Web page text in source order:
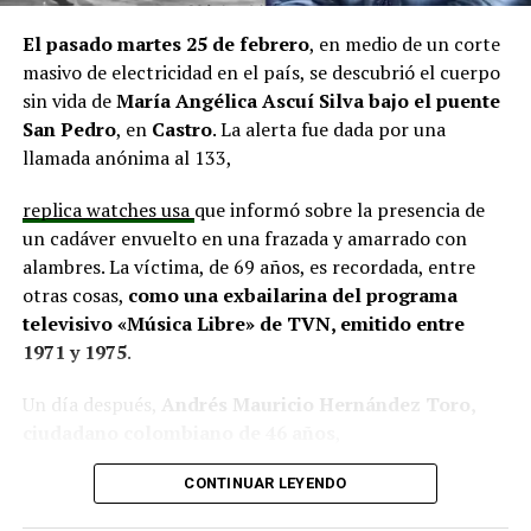
situación similar, señalando que en su comuna tienen
proyectos elegibles tanto en PMU como en PMB, pero
que hasta la fecha no han recibido respuesta clara sobre
si se entregarán los recursos.“Preocupa esta situación,
estos son proyectos que vienen trabajándose desde
hace tiempo y que hoy están en riesgo por la falta de
En la comuna deCuraco de Vélez, la alcaldesa Javiera
Yáñezindicó que históricamente la Subdere ha apoyado
a los municipios en diversos proyectos y que confía en
que durante el año se asignen nuevos recursos, aunque
reconoció una disminución evidente en comparación
ha presentado iniciativas por más de 200 millones de
a los esfuerzos, los fondos aún no han llegado,
generando preocupación en su equipo municipal.
El pasado martes 25 de febrero, en medio de un corte
masivo de electricidad en el país, se descubrió el cuerpo
sin vida deMaría Angélica Ascuí Silvabajo el puente
San Pedro, en Castro. La alerta fue dada por una
llamada anónima al 133,
replica watches usa que informó sobre la presencia de
un cadáver envuelto en una frazada y amarrado con
alambres. La víctima, de 69 años, es recordada, entre
otras cosas, como una exbailarina del programa
televisivo «Música Libre» de TVN, emitido entre
1971 y 1975.
Un día después,
Andrés Mauricio Hernández Toro,
se entregó voluntariamente a la Segunda
CONTINUAR LEYENDO